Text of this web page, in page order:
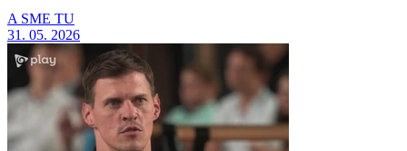
A SME TU
31. 05. 2026